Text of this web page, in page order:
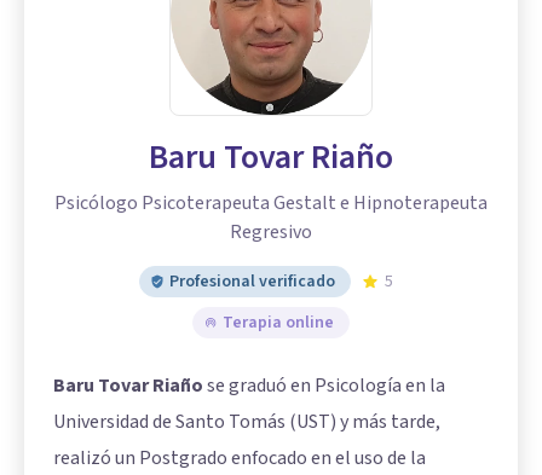
Baru Tovar Riaño
Psicólogo Psicoterapeuta Gestalt e Hipnoterapeuta
Regresivo
Profesional verificado
5
Terapia online
Baru Tovar Riañose graduó en Psicología en la
Universidad de Santo Tomás (UST) y más tarde,
realizó un Postgrado enfocado en el uso de la